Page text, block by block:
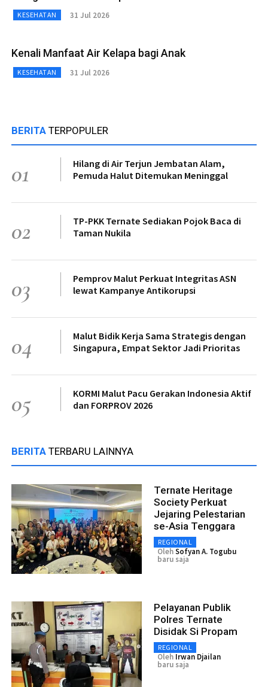
KESEHATAN 31 Jul 2026
Kenali Manfaat Air Kelapa bagi Anak
KESEHATAN 31 Jul 2026
BERITA TERPOPULER
01
Hilang di Air Terjun Jembatan Alam,
Pemuda Halut Ditemukan Meninggal
02
TP-PKK Ternate Sediakan Pojok Baca di
Taman Nukila
03
Pemprov Malut Perkuat Integritas ASN
lewat Kampanye Antikorupsi
04
Malut Bidik Kerja Sama Strategis dengan
Singapura, Empat Sektor Jadi Prioritas
05
KORMI Malut Pacu Gerakan Indonesia Aktif
dan FORPROV 2026
BERITA TERBARU LAINNYA
Ternate Heritage
Society Perkuat
Jejaring Pelestarian
se-Asia Tenggara
REGIONAL
OlehSofyan A. Togubu
baru saja
Pelayanan Publik
Polres Ternate
Disidak Si Propam
REGIONAL
Oleh Irwan Djailan
baru saja